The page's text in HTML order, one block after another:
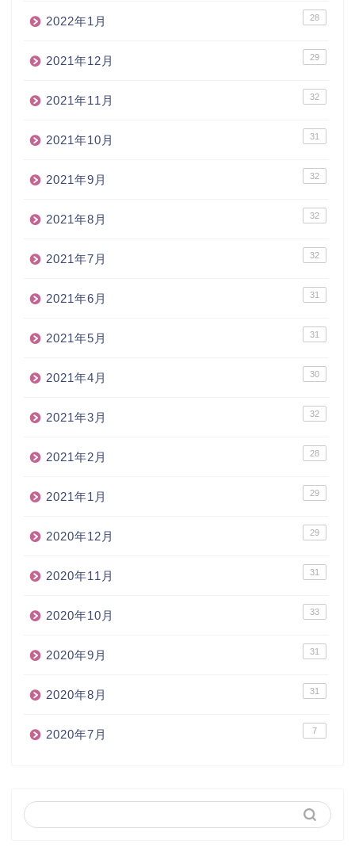
2022年1月 28
2021年12月 29
2021年11月 32
2021年10月 31
2021年9月 32
2021年8月 32
2021年7月 32
2021年6月 31
2021年5月 31
2021年4月 30
2021年3月 32
2021年2月 28
2021年1月 29
2020年12月 29
2020年11月 31
2020年10月 33
2020年9月 31
2020年8月 31
2020年7月 7